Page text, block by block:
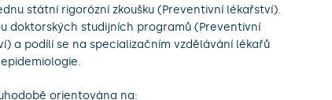
státní rigorózní zkoušku (Preventivní lékařství).
doktorských studijních programů (Preventivní
a podílí se na specializačním vzdělávání lékařů
orientována na: